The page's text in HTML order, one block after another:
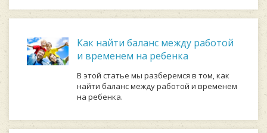
Как найти баланс между работой
и временем на ребенка
В этой статье мы разберемся в том, как
найти баланс между работой и временем
на ребенка.